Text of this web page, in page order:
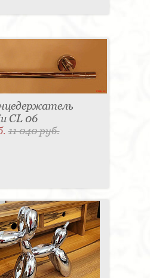
CL 06
11 040 руб.